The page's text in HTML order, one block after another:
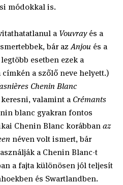
módokkal is.
a Vouvrayés a
bár azAnjou és a
esetben ezek a
a szőlő neve helyett.)
Chenin Blanc
valamint a Crémants
blanc gyakran fontos
Chenin Blanc korábbanaz
néven volt ismert, bár
a Chenin Blanc-t
a fajta különösen jól teljesít
és Swartlandben.